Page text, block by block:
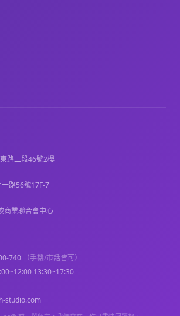
路二段46號2樓
路56號17F-7
商業聯合會中心
740
（手機/市話皆可）
13:30~17:30
studio.com